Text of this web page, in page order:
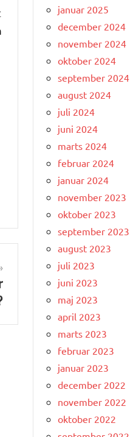
januar 2025
december 2024
november 2024
oktober 2024
september 2024
august 2024
juli 2024
juni 2024
marts 2024
februar 2024
januar 2024
november 2023
oktober 2023
september 2023
august 2023
juli 2023
juni 2023
maj 2023
april 2023
marts 2023
februar 2023
januar 2023
december 2022
november 2022
oktober 2022